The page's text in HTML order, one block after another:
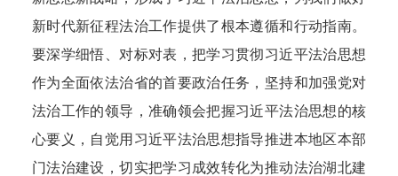
新时代新征程法治工作提供了根本遵循和行动指南。
要深学细悟、对标对表，把学习贯彻习近平法治思想
作为全面依法治省的首要政治任务， 坚持和加强党对
法治工作的领导，准确领会把握习近平法治思想的核
心要义，自觉用习近平法治思想指导推进本地区本部
门法治建设，切实把学习成效转化为推动法治湖北建